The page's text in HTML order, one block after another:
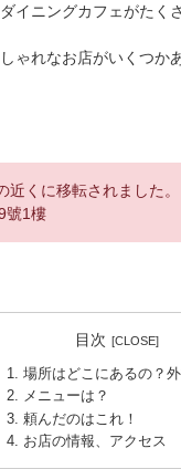
イニングカフェがたく
ゃれなお店がいくつ
近くに移転されました。
號1樓
目次
場所はどこにあるの？
メニューは？
頼んだのはこれ！
お店の情報、アクセス